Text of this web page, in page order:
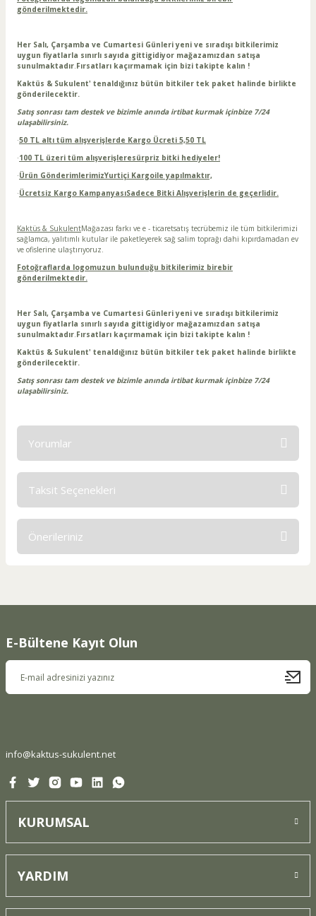
gönderilmektedir.
Her Salı, Çarşamba ve Cumartesi Günleri yeni ve sıradışı bitkilerimiz
uygun fiyatlarla sınırlı sayıda gittigidiyor mağazamızdan satışa
sunulmaktadır.Fırsatları kaçırmamak için bizi takipte kalın !
Kaktüs & Sukulent' tenaldığınız bütün bitkiler tek paket halinde birlikte
gönderilecektir.
Satış sonrası tam destek ve bizimle anında irtibat kurmak içinbize 7/24
ulaşabilirsiniz.
·50 TL altı tüm alışverişlerde Kargo Ücreti 5,50 TL
·100 TL üzeri tüm alışverişleresürpriz bitki hediyeler!
·Ürün GönderimlerimizYurtiçi Kargoile yapılmaktır,
·Ücretsiz Kargo KampanyasıSadece Bitki Alışverişlerin de geçerlidir.
Kaktüs & SukulentMağazası farkı ve e - ticaretsatış tecrübemiz ile tüm bitkilerimizi
sağlamca, yalıtımlı kutular ile paketleyerek sağ salim toprağı dahi kıpırdamadan ev
ve ofislerine ulaştırıyoruz.
Fotoğraflarda logomuzun bulunduğu bitkilerimiz birebir
gönderilmektedir.
Her Salı, Çarşamba ve Cumartesi Günleri yeni ve sıradışı bitkilerimiz
uygun fiyatlarla sınırlı sayıda gittigidiyor mağazamızdan satışa
sunulmaktadır.Fırsatları kaçırmamak için bizi takipte kalın !
Kaktüs & Sukulent' tenaldığınız bütün bitkiler tek paket halinde birlikte
gönderilecektir.
Satış sonrası tam destek ve bizimle anında irtibat kurmak içinbize 7/24
ulaşabilirsiniz.
Yorumlar
Taksit Seçenekleri
Önerileriniz
Ürün resmi kalitesiz, bozuk veya görüntülenemiyor.
E-Bültene Kayıt Olun
info@kaktus-sukulent.net
KURUMSAL
YARDIM